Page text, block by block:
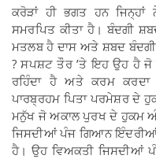
ਕਰੋੜਾਂ ਹੀ ਭਗਤ ਹਨ
ਸਮਰਪਿਤ ਕੀਤਾ ਹੈ। ਬੰਦਗੀ
ਮਤਲਬ ਹੈ ਦਾਸ ਅਤੇ ਸ਼ਬਦ
? ਸਪਸ਼ਟ ਤੌਰ ’ਤੇ ਇਹ ਉਹ ਹੈ
ਰਹਿੰਦਾ ਹੈ ਅਤੇ ਕਰਮ ਕਰਦਾ
ਪਾਰਬ੍ਰਹਮ ਪਿਤਾ ਪਰਮੇਸ਼ਰ ਦੇ
ਮਨੁੱਖ ਜੋ ਅਕਾਲ ਪੁਰਖ ਦੇ ਹੁਕਮ
ਜਿਸਦੀਆਂ ਪੰਜ ਗਿਆਨ
ਹੈ। ਉਹ ਵਿਅਕਤੀ ਜਿਸਦੀਆਂ